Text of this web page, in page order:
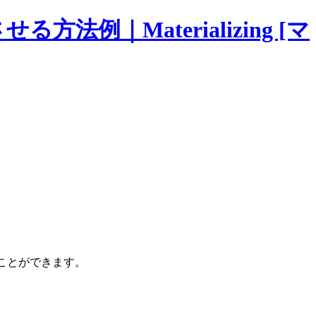
る方法例｜Materializing [マ
ができます。